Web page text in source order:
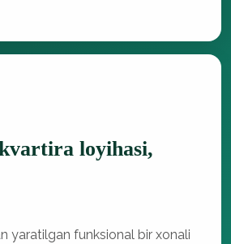
loyihasi,
yaratilgan funksional bir xonali